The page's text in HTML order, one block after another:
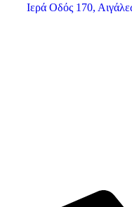
Ιερά Οδός 170,